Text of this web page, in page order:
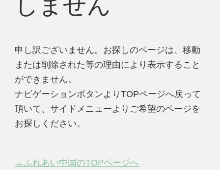
申し訳ございません。お探しのページは、移動
または削除された等の理由により表示すること
ができません。
ナビゲーションボタンよりTOPページへ戻って
頂いて、サイドメニューよりご希望のページを
お探しください。
→ふれあい中国のTOPページへ